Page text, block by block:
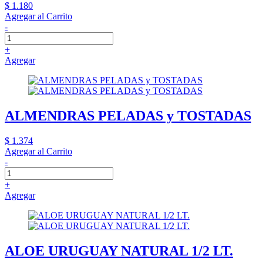
$ 1.180
Agregar al Carrito
-
+
Agregar
ALMENDRAS PELADAS y TOSTADAS
$ 1.374
Agregar al Carrito
-
+
Agregar
ALOE URUGUAY NATURAL 1/2 LT.